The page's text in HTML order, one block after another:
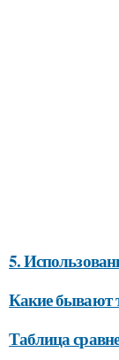
5.
Какие бывают
Таблица